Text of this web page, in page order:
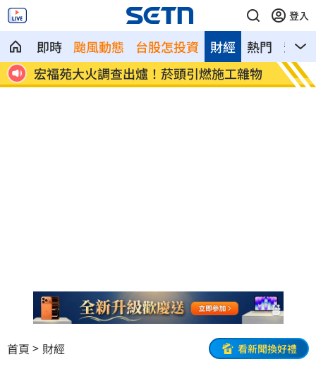
登入
即時 颱風動態 台股怎投資 熱門 影音
財經
！
宏福苑大火調查出爐！菸頭引燃施工雜物
定投
位！
首頁 財經 看新聞換好禮